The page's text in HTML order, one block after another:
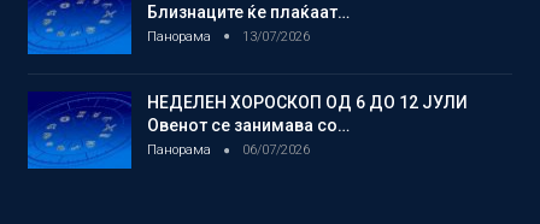
Близнаците ќе плаќаат…
Панорама 13/07/2026
НЕДЕЛЕН ХОРОСКОП ОД 6 ДО 12 ЈУЛИ
Овенот се занимава со…
Панорама 06/07/2026